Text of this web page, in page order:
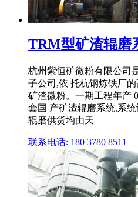
TRM型矿渣辊磨
杭州紫恒矿微粉有限公司
子公司,依 托杭钢炼铁厂
矿渣微粉。一期工程年产
套国 产矿渣辊磨系统,系
辊磨供货均由天
联系电话: 180 3780 8511